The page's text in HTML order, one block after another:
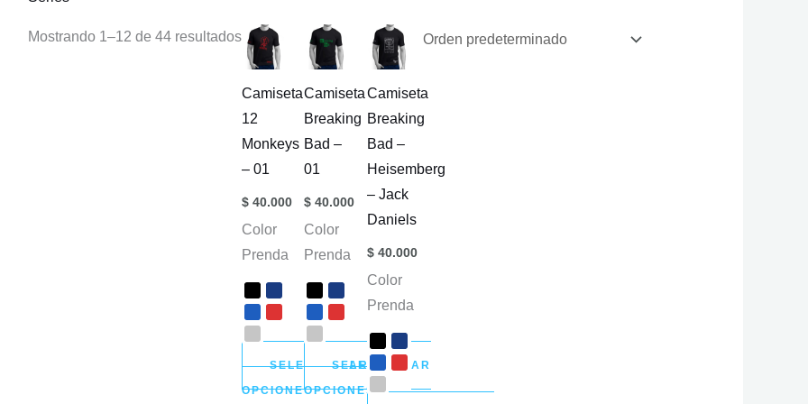
Mostrando 1–12 de 44 resultados
Camiseta
12
Monkeys
– 01
$40.000
Color
Prenda
SELECCIONAR
OPCIONES
Camiseta
Breaking
Bad –
01
$ 40.000
Color
Prenda
SELECCIONAR
OPCIONES
Camiseta
Breaking
Bad –
Heisemberg
– Jack
Daniels
$40.000
Color
Prenda